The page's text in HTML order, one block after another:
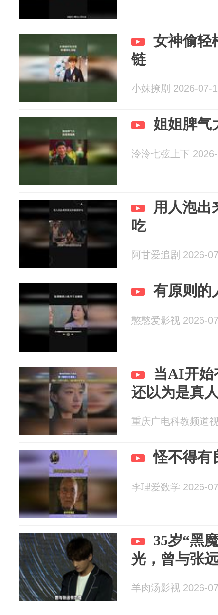
女神偷轻
链
小妹撩剧 2026-07-
姐姐脾气
泠泠七弦上下
用人泡出
吃
阿甘爱追剧 2026-
有原则的
憨憨爱影视 2026-
当AI开始
还以为是真
重庆广电科教频道
怪不得有
李理爱数学 2026-
35岁“黑
光，曾与张
羊肉汤影视 2026-